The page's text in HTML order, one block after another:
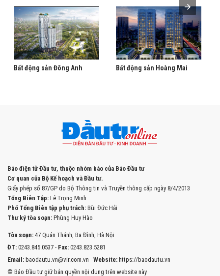
Bất động sản Đông Anh Bất động sản Hoàng Mai
Báo điện tử Đầu tư, thuộc nhóm báo của Báo Đầu tư
Cơ quan của Bộ Kế hoạch và Đầu tư.
Giấy phép số 87/GP do Bộ Thông tin và Truyền thông cấp ngày 8/4/2013
Tổng Biên Tập: Lê Trọng Minh
Phó Tổng Biên tập phụ trách: Bùi Đức Hải
Thư ký tòa soạn: Phùng Huy Hào
Tòa soạn: 47 Quán Thánh, Ba Đình, Hà Nội
ĐT: 0243.845.0537 - Fax: 0243.823.5281
Email: baodautu.vn@vir.com.vn - Website: https://baodautu.vn
© Báo Đầu tư giữ bản quyền nội dung trên website này